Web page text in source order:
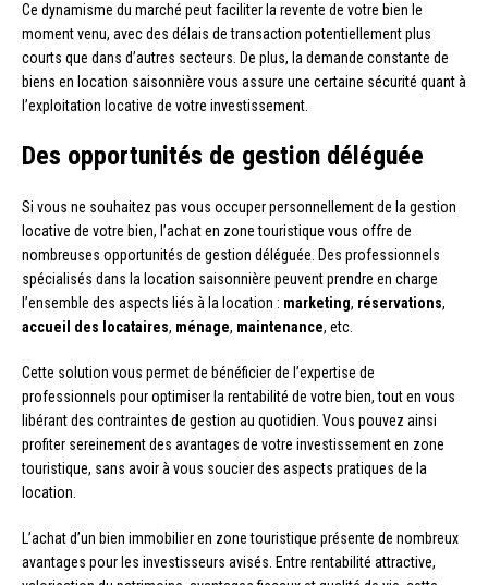
Ce dynamisme du marché peut faciliter la revente de votre bien le
moment venu, avec des délais de transaction potentiellement plus
courts que dans d’autres secteurs. De plus, la demande constante de
biens en location saisonnière vous assure une certaine sécurité quant à
l’exploitation locative de votre investissement.
Des opportunités de gestion déléguée
Si vous ne souhaitez pas vous occuper personnellement de la gestion
locative de votre bien, l’achat en zone touristique vous offre de
nombreuses opportunités de gestion déléguée. Des professionnels
spécialisés dans la location saisonnière peuvent prendre en charge
l’ensemble des aspects liés à la location : marketing, réservations,
accueil des locataires, ménage, maintenance, etc.
Cette solution vous permet de bénéficier de l’expertise de
professionnels pour optimiser la rentabilité de votre bien, tout en vous
libérant des contraintes de gestion au quotidien. Vous pouvez ainsi
profiter sereinement des avantages de votre investissement en zone
touristique, sans avoir à vous soucier des aspects pratiques de la
location.
L’achat d’un bien immobilier en zone touristique présente de nombreux
avantages pour les investisseurs avisés. Entre rentabilité attractive,